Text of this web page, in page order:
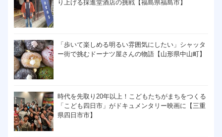
り上げる採進堂酒店の挑戦【福島県福島市】
「歩いて楽しめる明るい雰囲気にしたい」シャッタ
ー街で挑むドーナツ屋さんの物語【山形県中山町】
時代を先取り20年以上！こどもたちがまちをつくる
「こども四日市」がドキュメンタリー映画に【三重
県四日市市】